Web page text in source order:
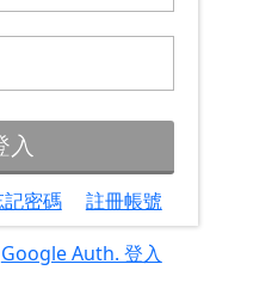
註冊帳號
記密碼
Google Auth. 登入